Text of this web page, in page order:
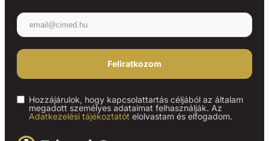
Feliratkozom
Hozzájárulok, hogy kapcsolattartás céljából az általam
megadott személyes adataimat felhasználják. Az
Adatkezelési tájékoztatót elolvastam és elfogadom.